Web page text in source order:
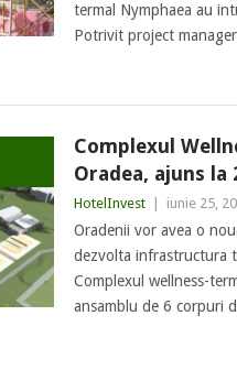
termal Nymphaea au
Potrivit project
Complexul
Oradea, ajuns la
HotelInvest iunie 25,
Oradenii vor avea o
dezvolta infrastructura
Complexul wellness-
ansamblu de 6 corpuri